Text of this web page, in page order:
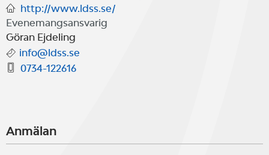
http://www.ldss.se/
Evenemangsansvarig
Göran Ejdeling
info@ldss.se
0734-122616
Anmälan